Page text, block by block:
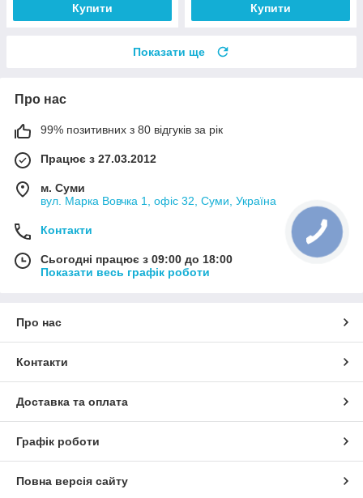
Купити Купити
Показати ще
Про нас
99% позитивних з 80 відгуків за рік
Працює з 27.03.2012
м. Суми
вул. Марка Вовчка 1, офіс 32, Суми, Україна
Контакти
Сьогодні працює з 09:00 до 18:00
Показати весь графік роботи
Про нас
Контакти
Доставка та оплата
Графік роботи
Повна версія сайту